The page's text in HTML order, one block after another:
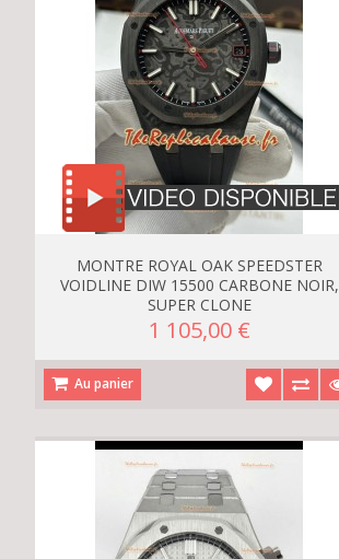
MONTRE ROYAL OAK SPEEDSTER
VOIDLINE DIW 15500 CARBONE NOIR,
SUPER CLONE
1 105,00 €
Au panier